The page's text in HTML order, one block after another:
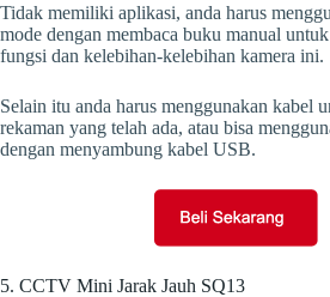
Tidak memiliki aplikasi, anda harus
mode dengan membaca buku manual
fungsi dan kelebihan-kelebihan kamera ini.
Selain itu anda harus menggunakan kabel
rekaman yang telah ada, atau bisa
dengan menyambung kabel USB.
5. CCTV Mini Jarak Jauh SQ13